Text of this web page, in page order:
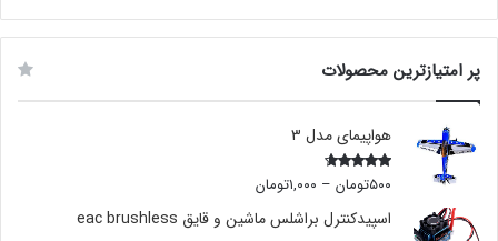
پر امتیازترین محصولات
هواپیمای مدل 3
Rated
4.00
of 5
۵۰۰تومان – ۱,۰۰۰تومان
اسپیدکنترل براشلس ماشین و قایق eac brushless